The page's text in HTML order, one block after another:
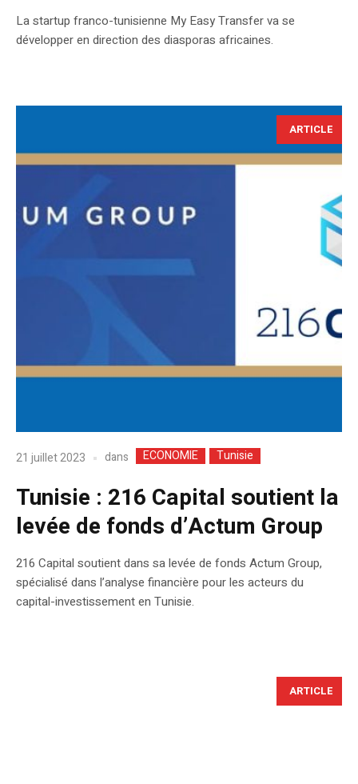
La startup franco-tunisienne My Easy Transfer va se
développer en direction des diasporas africaines.
ARTICLE
21 juillet 2023 dans ECONOMIE Tunisie
Tunisie : 216 Capital soutient la
levée de fonds d’Actum Group
216 Capital soutient dans sa levée de fonds Actum Group,
spécialisé dans l’analyse financière pour les acteurs du
capital-investissement en Tunisie.
ARTICLE